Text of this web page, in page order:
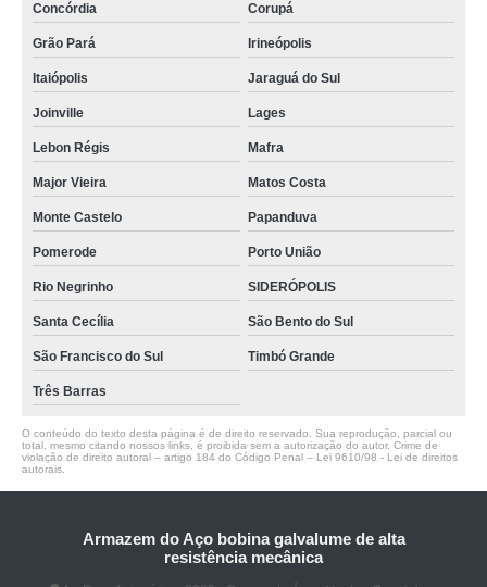
Concórdia Corupá
Grão Pará Irineópolis
Itaiópolis Jaraguá do Sul
Joinville Lages
Lebon Régis Mafra
Major Vieira Matos Costa
Monte Castelo Papanduva
Pomerode Porto União
Rio Negrinho SIDERÓPOLIS
Santa Cecília São Bento do Sul
São Francisco do Sul Timbó Grande
Três Barras
O conteúdo do texto desta página é de direito reservado. Sua reprodução, parcial ou
total, mesmo citando nossos links, é proibida sem a autorização do autor. Crime de
violação de direito autoral – artigo 184 do Código Penal – Lei 9610/98 - Lei de direitos
autorais
Armazem do Aço bobina galvalume de alta
resistência mecânica